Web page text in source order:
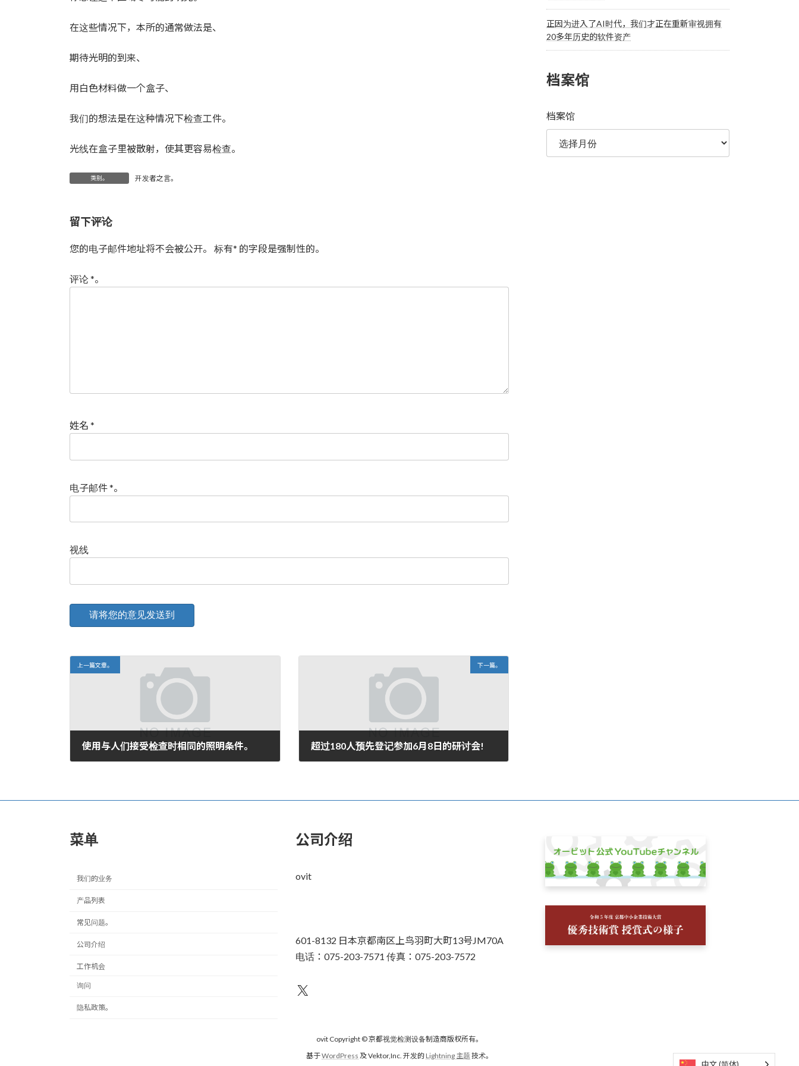
在这些情况下，本所的通常做法是、
期待光明的到来、
用白色材料做一个盒子、
我们的想法是在这种情况下检查工件。
光线在盒子里被散射，使其更容易检查。
类别。 开发者之言。
留下评论
您的电子邮件地址将不会被公开。 标有* 的字段是强制性的。
评论*。
姓名 *
电子邮件*。
视线
上一篇文章。
使用与人们接受检查时相同的照明条件。
下一篇。
超过180人预先登记参加6月8日的研讨会!
正因为进入了AI时代，我们才正在重新审视拥有
20多年历史的软件资产
档案馆
档案馆
菜单
我们的业务
产品列表
常见问题。
公司介绍
工作机会
询问
隐私政策。
公司介绍
ovit
601-8132 日本京都南区上鸟羽町大町13号JM70A
电话：075-203-7571 传真：075-203-7572
不为人知
ovit Copyright © 京都视觉检测设备制造商版权所有。
基于WordPress 及 Vektor,Inc. 开发的 Lightning 主题 技术。